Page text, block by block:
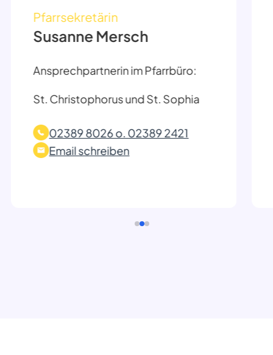
Pfarrsekretärin
Susanne Mersch
Ansprechpartnerin im Pfarrbüro:
St. Christophorus und St. Sophia
02389 8026 o. 02389 2421
Email schreiben